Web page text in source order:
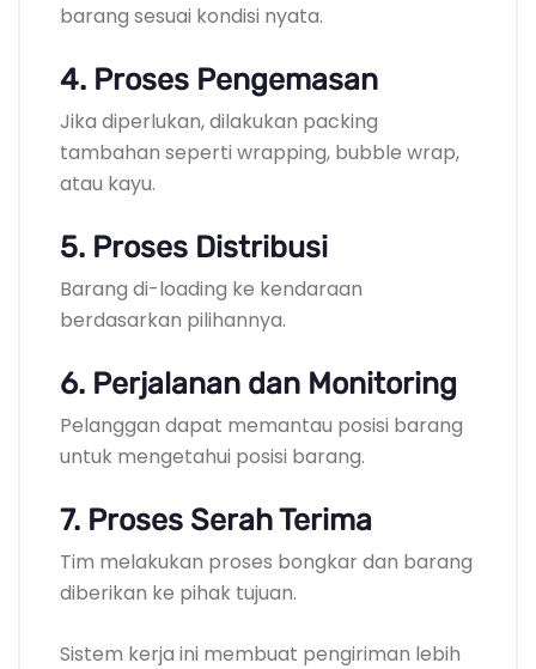
barang sesuai kondisi nyata.
4. Proses Pengemasan
Jika diperlukan, dilakukan packing
tambahan seperti wrapping, bubble wrap,
atau kayu.
5. Proses Distribusi
Barang di-loading ke kendaraan
berdasarkan pilihannya.
6. Perjalanan dan Monitoring
Pelanggan dapat memantau posisi barang
untuk mengetahui posisi barang.
7. Proses Serah Terima
Tim melakukan proses bongkar dan barang
diberikan ke pihak tujuan.
Sistem kerja ini membuat pengiriman lebih